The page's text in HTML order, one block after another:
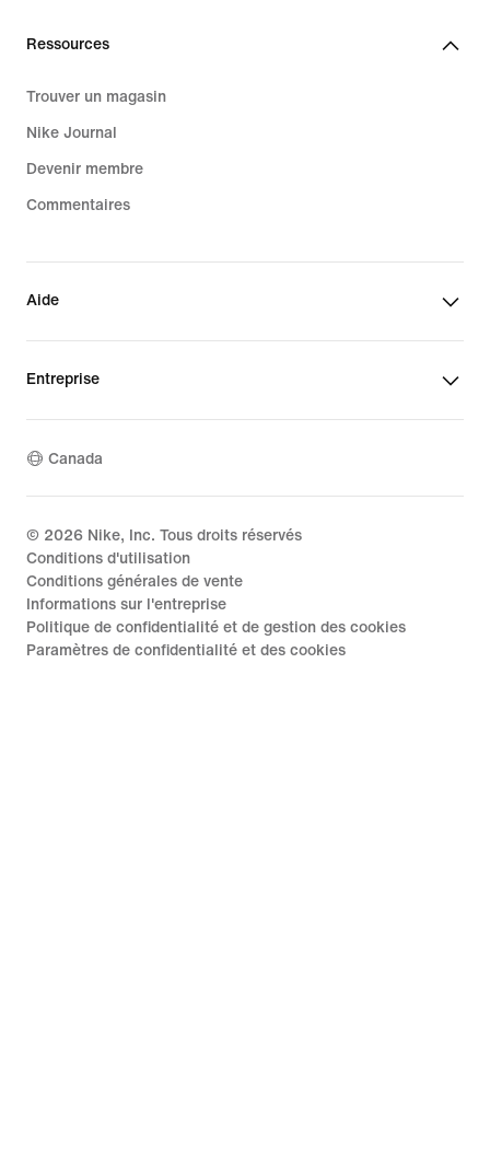
Ressources
Trouver un magasin
Nike Journal
Devenir membre
Commentaires
Aide
Entreprise
Canada
© 2026 Nike, Inc. Tous droits réservés
Conditions d'utilisation
Conditions générales de vente
Informations sur l'entreprise
Politique de confidentialité et de gestion des cookies
Paramètres de confidentialité et des cookies